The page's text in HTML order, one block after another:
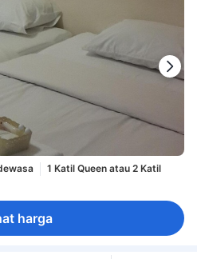
1 Katil Queen atau 2 Katil
harga